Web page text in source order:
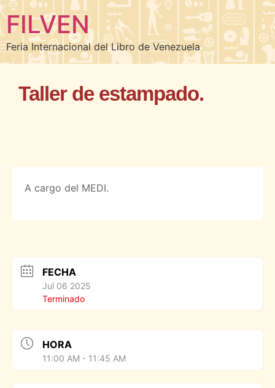
FILVEN
Feria Internacional del Libro de Venezuela
Taller de estampado.
A cargo del MEDI.
FECHA
Jul 06 2025
Terminado
HORA
11:00 AM - 11:45 AM